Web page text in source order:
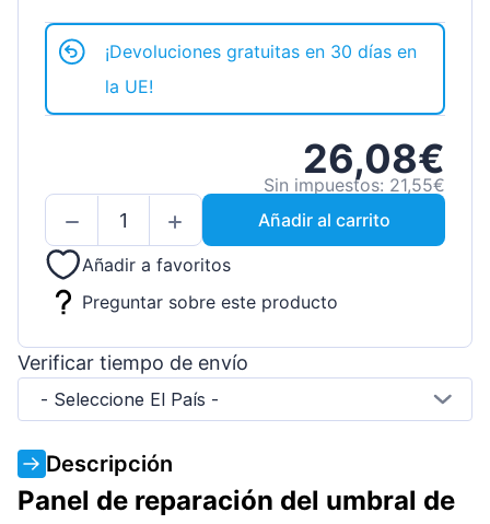
¡Devoluciones gratuitas en 30 días en
la UE!
26,08€
Sin impuestos: 21,55€
Añadir al carrito
Añadir a favoritos
Preguntar sobre este producto
Verificar tiempo de envío
- Seleccione El País -
Descripción
Panel de reparación del umbral de